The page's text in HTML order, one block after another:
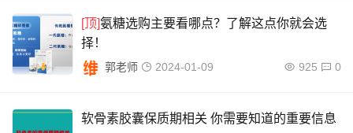
[顶]氨糖选购主要看哪点？了解这点你就会选
择！
郭老师 2024-01-09 925 0
软骨素胶囊保质期相关 你需要知道的重要信息